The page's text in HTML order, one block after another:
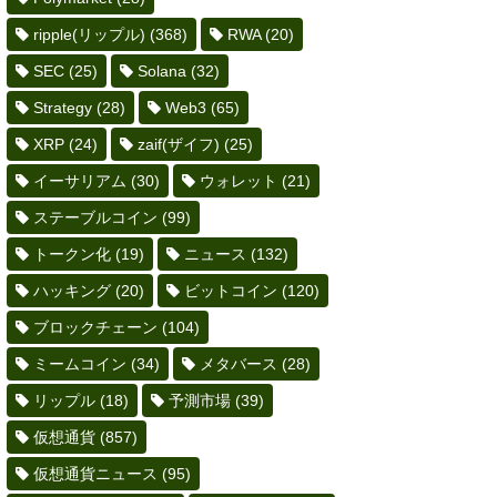
ripple(リップル) (368) RWA(20)
SEC (25) Solana (32)
Strategy (28) Web3 (65)
XRP (24) zaif(ザイフ) (25)
イーサリアム (30) ウォレット (21)
ステーブルコイン (99)
トークン化 (19) ニュース (132)
ハッキング (20) ビットコイン (120)
ブロックチェーン (104)
ミームコイン (34) メタバース (28)
リップル (18) 予測市場 (39)
仮想通貨 (857)
仮想通貨ニュース (95)